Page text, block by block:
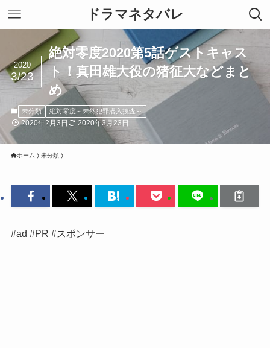
ドラマネタバレ
絶対零度2020第5話ゲストキャス
ト！真田雄大役の猪征大などまと
め
2020
3/23
未分類 絶対零度～未然犯罪潜入捜査～
2020年2月3日 2020年3月23日
ホーム 未分類
#ad #PR #スポンサー